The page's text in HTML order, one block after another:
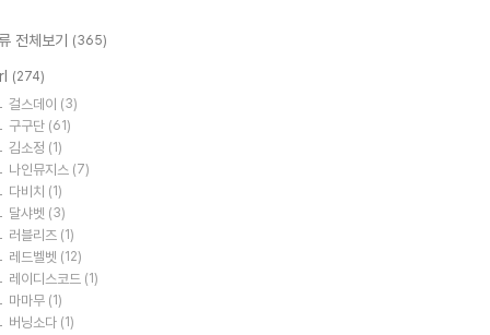
전체보기 (365)
(274)
걸스데이 (3)
구구단 (61)
김소정 (1)
나인뮤지스 (7)
다비치 (1)
달샤벳 (3)
러블리즈 (1)
레드벨벳 (12)
레이디스코드 (1)
마마무 (1)
버닝소다 (1)